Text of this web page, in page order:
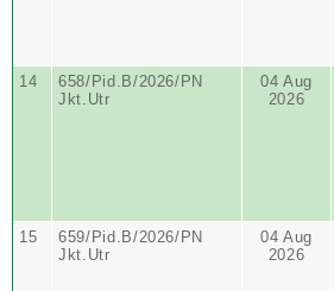
14
658/Pid.B/2026/PN
Jkt.Utr
04 Aug
2026
15
659/Pid.B/2026/PN
Jkt.Utr
04 Aug
2026